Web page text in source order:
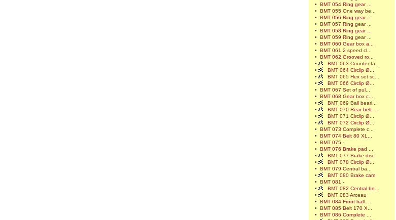
•
BMT 054 Ring gear ...
•
BMT 055 One way be...
•
BMT 056 Ring gear ...
•
BMT 057 Ring gear ...
•
BMT 058 Ring gear ...
•
BMT 059 Ring gear ...
•
BMT 060 Gear box a...
•
BMT 061 2 speed cl...
•
BMT 062 Grooved ro...
•
BMT 063 Counter ta...
•
BMT 064 Circlip Ø...
•
BMT 065 Hex set sc...
•
BMT 066 Circlip Ø...
•
BMT 067 Set of pul...
•
BMT 068 Gear box c...
•
BMT 069 Ball beari...
•
BMT 070 Rear belt ...
•
BMT 071 Circlip Ø...
•
BMT 072 Circlip Ø...
•
BMT 073 Complete c...
•
BMT 074 Belt 80 XL...
•
BMT 075 -
•
BMT 076 Brake pad ...
•
BMT 077 Brake disc
•
BMT 078 Circlip Ø...
•
BMT 079 Central ba...
•
BMT 080 Brake cam
•
BMT 081 -
•
BMT 082 Central be...
•
BMT 083 Arceau
•
BMT 084 Front ball...
•
BMT 085 Belt 170 X...
•
BMT 086 Complete ...